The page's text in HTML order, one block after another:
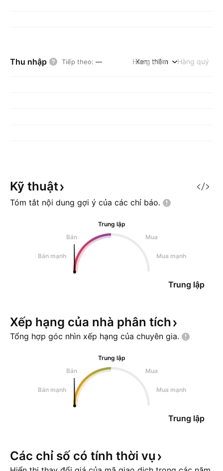
Thu nhập Tiếp theo: — Hàng năm Hàng quý
Xem thêm
Kỹ thuật
Tóm tắt nội dung gợi ý của các chỉ báo.
Trung lập
Bán
Mua
Bán mạnh Mua mạnh
Trung lập
Xếp hạng của nhà phân tích
Tổng hợp góc nhìn xếp hạng của chuyên gia.
Trung lập
Bán
Mua
Bán mạnh Mua mạnh
Trung lập
Các chỉ số có tính thời vụ